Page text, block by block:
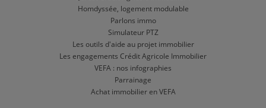
Homdyssée, logement modulable
Parlons immo
Simulateur PTZ
Les outils d'aide au projet immobilier
Les engagements Crédit Agricole Immobilier
VEFA : nos infographies
Parrainage
Achat immobilier en VEFA